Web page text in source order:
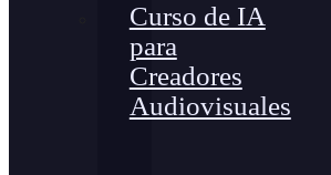
Curso de IA
para
Creadores
Audiovisuales